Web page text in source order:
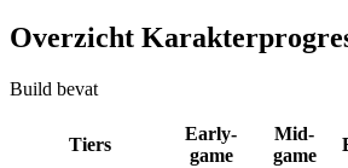
Overzicht
Build bevat
Tiers
Early-
game
Mid-
game